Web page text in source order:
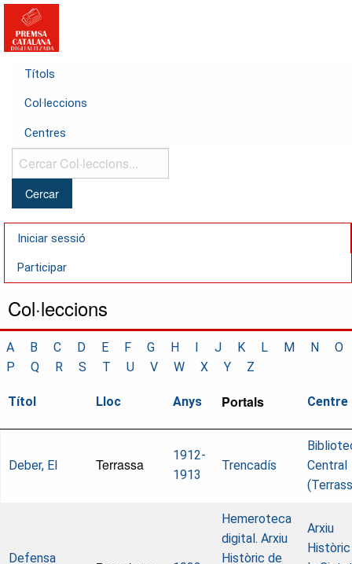
Títols
Col·leccions
Centres
Cercar
Col·leccions...
Iniciar sessió
Participar
Col·leccions
A B C D E F G H I J K L M N
O
P
Q R S T U V W X Y Z
Títol Lloc Anys Portals Centre
Deber, El Terrassa
1912-
1913
Trencadís
Central
Defensa
Hemeroteca
digital. Arxiu
Històric de
Arxiu